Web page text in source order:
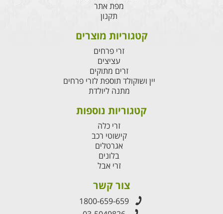
מפת אתר
תקנון
קטגוריות מוצרים
זרי פרחים
עציצים
זרים מתוקים
יין ושוקולד תוספת לזרי פרחים
מתנה ליולדת
קטגוריות נוספות
זרי כלה
קישוטי רכב
אגרטלים
בלונים
זרי אבל
צור קשר
1800-659-659